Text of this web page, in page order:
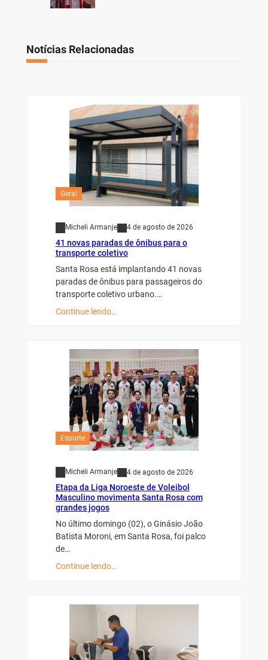
Notícias Relacionadas
Geral
Micheli Armanje 4 de agosto de 2026
41 novas paradas de ônibus para o
transporte coletivo
Santa Rosa está implantando 41 novas
paradas de ônibus para passageiros do
transporte coletivo urbano.…
Continue lendo…
Esporte
Micheli Armanje 4 de agosto de 2026
Etapa da Liga Noroeste de Voleibol
Masculino movimenta Santa Rosa com
grandes jogos
No último domingo (02), o Ginásio João
Batista Moroni, em Santa Rosa, foi palco
de…
Continue lendo…